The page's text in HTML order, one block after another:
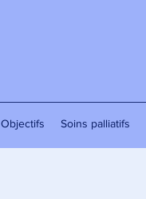
Objectifs Soins palliatifs